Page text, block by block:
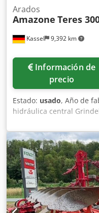
Kassel 9,392 km
Arados
Amazone Teres
Información de
precio
Estado: usado, Año de
hidráulica central
80, 1 cuerpo de arado
par de puntas de reja
para STW / 35, 1 par de
disco cuchilla Variopf D
Dcjdpfx Ahsr Ucigjiek